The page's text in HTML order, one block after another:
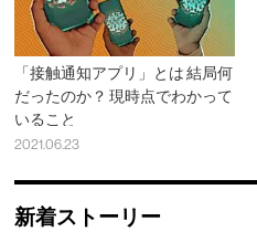
「接触通知アプリ」とは 結局何
だったのか？ 現時点でわかって
いること
2021.06.23
新着ストーリー